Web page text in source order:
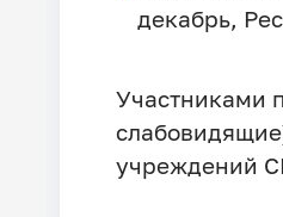
декабрь,
Участниками
учреждений